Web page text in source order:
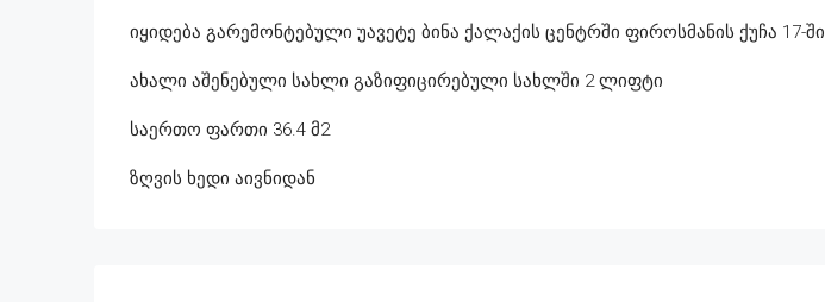
იყიდება გარემონტებული უავეტე ბინა ქალაქის ცენტრში ფიროსმანის ქუჩა 17-ში
ახალი აშენებული სახლი გაზიფიცირებული სახლში 2 ლიფტი
საერთო ფართი 36.4 მ2
ზღვის ხედი აივნიდან